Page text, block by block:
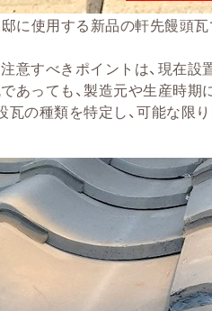
に使用する新品の軒先饅頭瓦
意すべきポイントは、現在設
あっても、製造元や生産時
瓦の種類を特定し、可能な限